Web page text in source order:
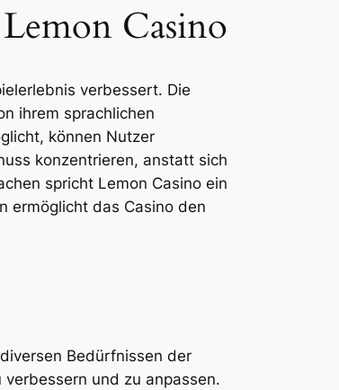
Casino
verbessert. Die
ihrem sprachlichen
können Nutzer
konzentrieren, anstatt sich
spricht Lemon Casino ein
ermöglicht das Casino den
Bedürfnissen der
und zu anpassen.